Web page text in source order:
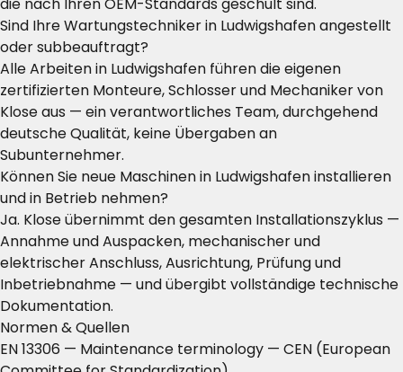
Sind Ihre Wartungstechniker in Ludwigshafen angestellt
oder subbeauftragt?
Alle Arbeiten in Ludwigshafen führen die eigenen
zertifizierten Monteure, Schlosser und Mechaniker von
Klose aus — ein verantwortliches Team, durchgehend
deutsche Qualität, keine Übergaben an
Subunternehmer.
Können Sie neue Maschinen in Ludwigshafen installieren
und in Betrieb nehmen?
Ja. Klose übernimmt den gesamten Installationszyklus —
Annahme und Auspacken, mechanischer und
elektrischer Anschluss, Ausrichtung, Prüfung und
Inbetriebnahme — und übergibt vollständige technische
Dokumentation.
Normen & Quellen
EN 13306 — Maintenance terminology — CEN (European